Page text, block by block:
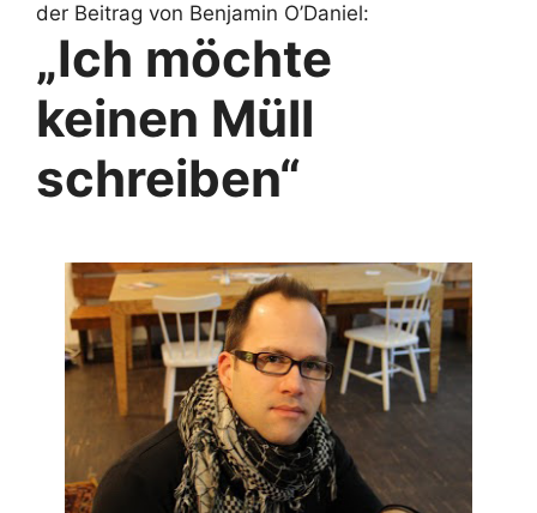
der Beitrag von Benjamin O’Daniel:
„Ich möchte
keinen Müll
schreiben“